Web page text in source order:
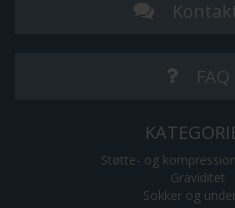
FAQ
Støtte- og
Graviditet
Sokker og